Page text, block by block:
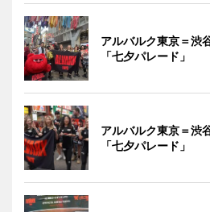
アルバルク東京＝渋
「七夕パレード」
アルバルク東京＝渋
「七夕パレード」